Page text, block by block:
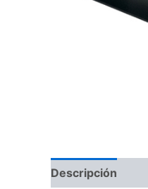
Descripción